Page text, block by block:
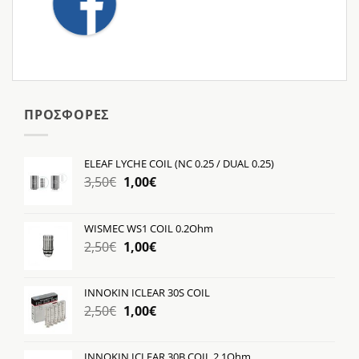
ΠΡΟΣΦΟΡΕΣ
ELEAF LYCHE COIL (NC 0.25 / DUAL 0.25)
3,50€ Original
3,50€.
1,00€Η
είναι:
1,00€.
WISMEC WS1 COIL 0.2Ohm
2,50€ Original
2,50€.
1,00€Η
είναι:
1,00€.
INNOKIN ICLEAR 30S COIL
2,50€ Original
1,00€Η